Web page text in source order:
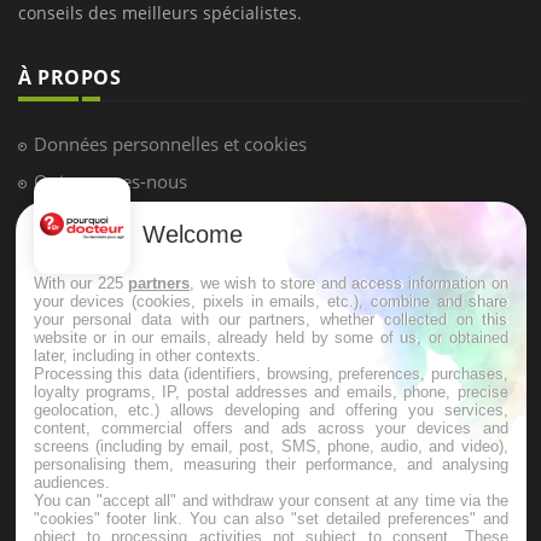
LES MALADIES
pression artérielle chute au lever
Drépanocytose : une déformation des
Maladie de Charcot (Sclérose latérale
amyotrophique)
Welcome
With our 225 partners , we wish to store and access information on
your devices (cookies, pixels in emails, etc.), combine and share
your personal data with our partners, whether collected on this
website or in our emails, already held by some of us, or obtained
later, including in other contexts.
Processing this data (identifiers, browsing, preferences, purchases,
loyalty programs, IP, postal addresses and emails, phone, precise
geolocation, etc.) allows developing and offering you services,
content, commercial offers and ads across your devices and
screens (including by email, post, SMS, phone, audio, and video),
personalising them, measuring their performance, and analysing
audiences.
You can "accept all" and withdraw your consent at any time via the
"cookies" footer link . You can also "set detailed preferences" and
object to processing activities not subject to consent. These